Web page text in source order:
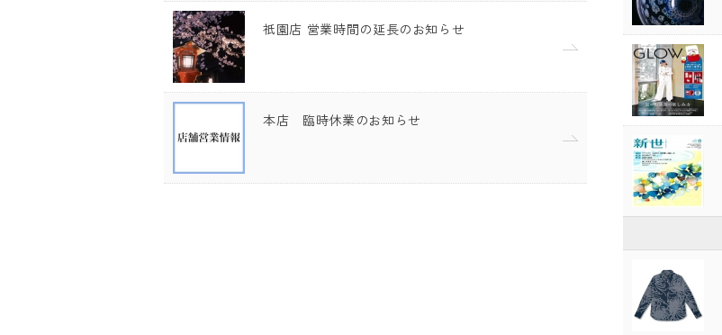
祇園店 営業時間の延長のお知らせ
本店 臨時休業のお知らせ